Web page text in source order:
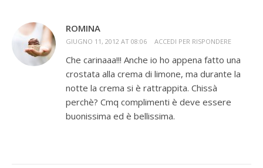
ROMINA
GIUGNO 11, 2012 AT 08:06 ACCEDI PER RISPONDERE
Che carinaaa!!! Anche io ho appena fatto una
crostata alla crema di limone, ma durante la
notte la crema si è rattrappita. Chissà
perchè? Cmq complimenti è deve essere
buonissima ed è bellissima.